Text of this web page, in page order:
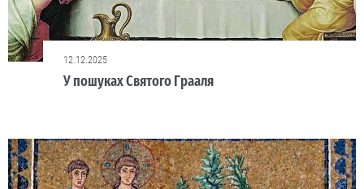
12.12.2025
У пошуках Святого Грааля